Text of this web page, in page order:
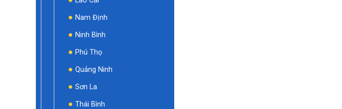
Nam Định
Ninh Bình
Phú Thọ
Quảng Ninh
Sơn La
Thái Bình